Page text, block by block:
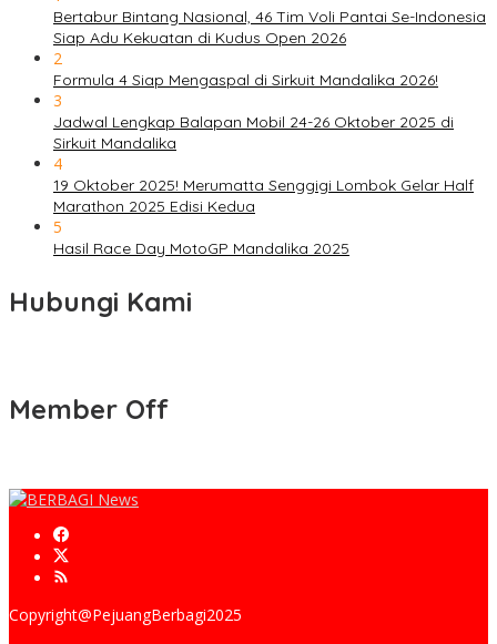
Bertabur Bintang Nasional, 46 Tim Voli Pantai Se-Indonesia
Siap Adu Kekuatan di Kudus Open 2026
2
Formula 4 Siap Mengaspal di Sirkuit Mandalika 2026!
3
Jadwal Lengkap Balapan Mobil 24-26 Oktober 2025 di
Sirkuit Mandalika
4
19 Oktober 2025! Merumatta Senggigi Lombok Gelar Half
Marathon 2025 Edisi Kedua
5
Hasil Race Day MotoGP Mandalika 2025
Hubungi Kami
Member Off
Copyright@PejuangBerbagi2025